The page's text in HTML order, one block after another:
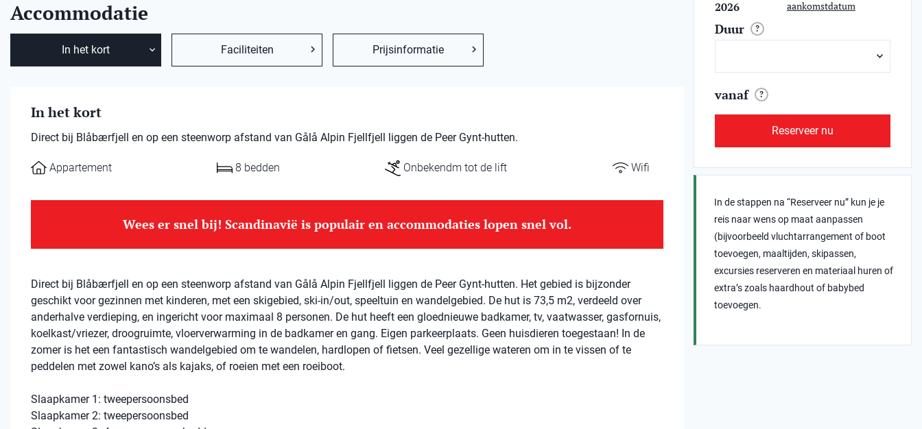
Accommodatie
In het kort Faciliteiten Prijsinformatie
In het kort
Direct bij Blåbærfjell en op een steenworp afstand van Gålå Alpin Fjellfjell liggen de Peer Gynt-hutten.
Appartement 8 bedden Onbekendm tot de lift Wifi
Wees er snel bij! Scandinavië is populair en accommodaties lopen snel vol.
Direct bij Blåbærfjell en op een steenworp afstand van Gålå Alpin Fjellfjell liggen de Peer Gynt-hutten. Het gebied is bijzonder
geschikt voor gezinnen met kinderen, met een skigebied, ski-in/out, speeltuin en wandelgebied. De hut is 73,5 m2, verdeeld over
anderhalve verdieping, en ingericht voor maximaal 8 personen. De hut heeft een gloednieuwe badkamer, tv, vaatwasser, gasfornuis,
koelkast/vriezer, droogruimte, vloerverwarming in de badkamer en gang. Eigen parkeerplaats. Geen huisdieren toegestaan! In de
zomer is het een fantastisch wandelgebied om te wandelen, hardlopen of fietsen. Veel gezellige wateren om in te vissen of te
peddelen met zowel kano’s als kajaks, of roeien met een roeiboot.
Slaapkamer 1: tweepersoonsbed
Slaapkamer 2: tweepersoonsbed
2026
aankomstdatum
Duur ?
vanaf ?
Reserveer nu
In de stappen na “Reserveer nu” kun je je
reis naar wens op maat aanpassen
(bijvoorbeeld vluchtarrangement of boot
toevoegen, maaltijden, skipassen,
excursies reserveren en materiaal huren of
extra’s zoals haardhout of babybed
toevoegen.